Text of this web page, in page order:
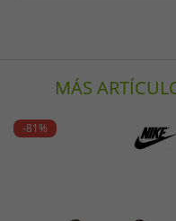
MÁS
-81%